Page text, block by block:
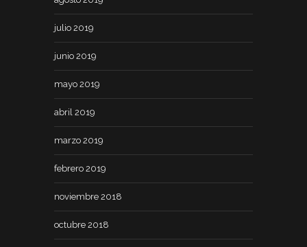
julio 2019
junio 2019
mayo 2019
abril 2019
marzo 2019
febrero 2019
noviembre 2018
octubre 2018